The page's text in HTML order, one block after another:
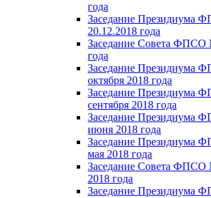
года
Заседание Президиума
20.12.2018 года
Заседание Совета ФПСО
года
Заседание Президиума
октября 2018 года
Заседание Президиума
сентября 2018 года
Заседание Президиума
июня 2018 года
Заседание Президиума
мая 2018 года
Заседание Совета ФПСО
2018 года
Заседание Президиума